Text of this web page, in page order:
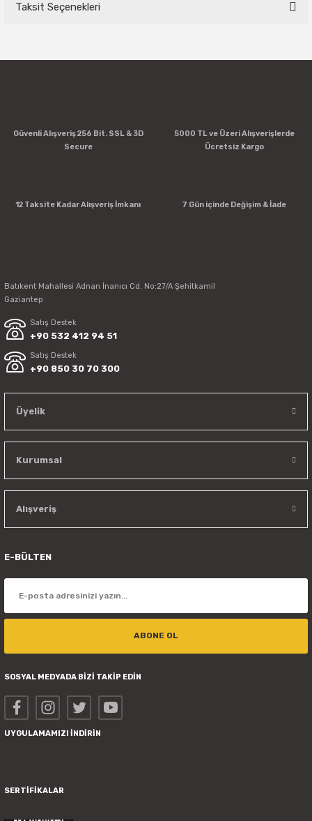
Yorum Yaz
Taksit Seçenekleri
Güvenli Alışveriş 256 Bit. SSL & 3D
Secure
5000 TL ve Üzeri Alışverişlerde
Ücretsiz Kargo
12 Taksite Kadar Alışveriş İmkanı 7 Gün içinde Değişim & İade
Batıkent Mahallesi Adnan İnanıcı Cd. No:27/A Şehitkamil
Gaziantep
Satış Destek
+90 532 412 94 51
Satış Destek
+90 850 30 70 300
Üyelik
Kurumsal
Alışveriş
E-BÜLTEN
ABONE OL
SOSYAL MEDYADA BİZİ TAKİP EDİN
UYGULAMAMIZI İNDİRİN
SERTİFİKALAR